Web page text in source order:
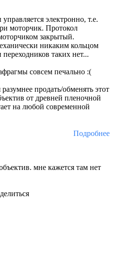
электронно, т.е.
моторчик. Протокол
закрытый.
никаким кольцом
переходников таких нет...
совсем печально :(
продать/обменять этот
от древней пленочной
на любой современной
Подробнее
мне кажется там нет